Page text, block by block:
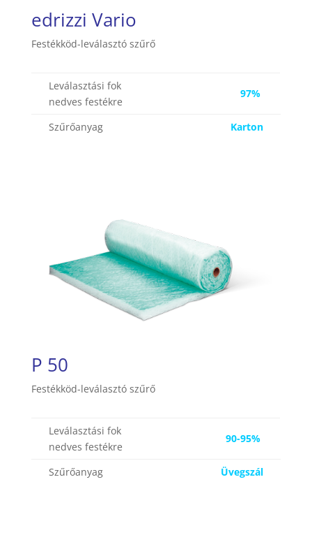
edrizzi Vario
Festékköd-leválasztó szűrő
Leválasztási fok
nedves festékre
97%
Szűrőanyag Karton
P 50
Festékköd-leválasztó szűrő
Leválasztási fok
nedves festékre
90-95%
Szűrőanyag Üvegszál